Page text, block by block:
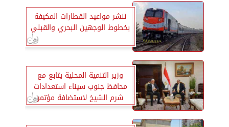
ننشر مواعيد القطارات المكيفة
بخطوط الوجهين البحري والقبلي
وزير التنمية المحلية يتابع مع
محافظ جنوب سيناء استعدادات
شرم الشيخ لاستضافة مؤتمر
المناخ cop 27